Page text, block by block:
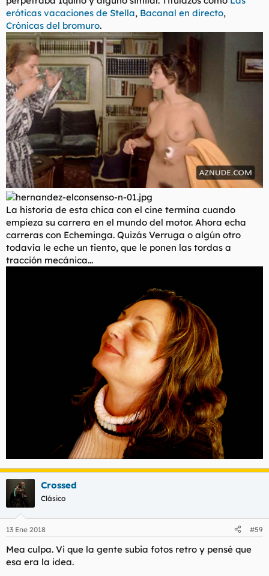
eróticas vacaciones de Stella, Bacanal en directo,
Crónicas del bromuro.
La historia de esta chica con el cine termina cuando
empieza su carrera en el mundo del motor. Ahora echa
carreras con Echeminga. Quizás Verruga o algún otro
todavía le eche un tiento, que le ponen las tordas a
tracción mecánica...
Crossed
Clásico
13 Ene 2018 #59
Mea culpa. Vi que la gente subia fotos retro y pensé que
esa era la idea.